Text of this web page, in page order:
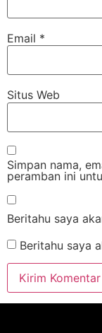
Email *
Situs Web
Simpan nama,
peramban ini
Beritahu saya
Beritahu saya